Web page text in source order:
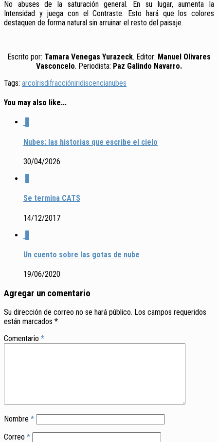
No abuses de la saturación general. En su lugar, aumenta la
Intensidad y juega con el Contraste. Esto hará que los colores
destaquen de forma natural sin arruinar el resto del paisaje.
Escrito por: Tamara Venegas Yurazeck. Editor: Manuel Olivares
Vasconcelo. Periodista: Paz Galindo Navarro.
Tags: arcoírisdifraccióniridiscencianubes
You may also like...
Nubes: las historias que escribe el cielo
30/04/2026
Se termina CATS
14/12/2017
Un cuento sobre las gotas de nube
19/06/2020
Agregar un comentario
Su dirección de correo no se hará público. Los campos requeridos
están marcados *
Comentario *
Nombre *
Correo *